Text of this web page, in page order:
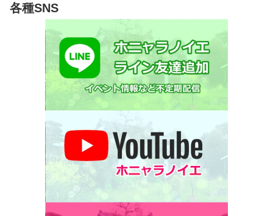
各種SNS